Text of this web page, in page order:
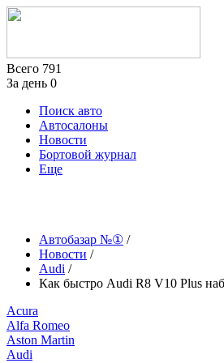
Всего 791
За день 0
Поиск авто
Автосалоны
Новости
Бортовой журнал
Еще
Автобазар №① /
Новости /
Audi /
Как быстро Audi R8 V10 Plus
Acura
Alfa Romeo
Aston Martin
Audi